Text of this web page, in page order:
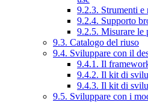
9.2.3. Strumenti e
9.2.4. Supporto
9.2.5. Misurare le
9.3. Catalogo del riuso
9.4. Sviluppare con il
9.4.1. Il
9.4.2. Il kit di
9.4.3. Il kit di
9.5. Sviluppare con i